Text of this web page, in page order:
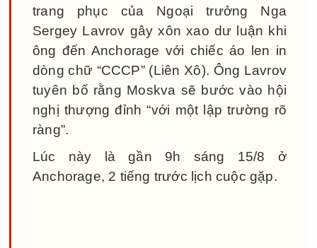
trang phục của Ngoại trưởng Nga
Sergey Lavrov gây xôn xao dư luận khi
ông đến Anchorage với chiếc áo len in
dòng chữ “СССР” (Liên Xô). Ông Lavrov
tuyên bố rằng Moskva sẽ bước vào hội
nghị thượng đỉnh “với một lập trường rõ
ràng”.
Lúc này là gần 9h sáng 15/8 ở
Anchorage, 2 tiếng trước lịch cuộc gặp.